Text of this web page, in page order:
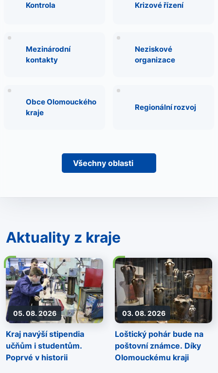
Všechny oblasti
Kontrola Krizové řízení
Mezinárodní
kontakty
Neziskové
organizace
Obce Olomouckého
kraje
Regionální rozvoj
Aktuality z kraje
05. 08. 2026
Kraj navýší stipendia
učňům i studentům.
Poprvé v historii
03. 08. 2026
Loštický pohár bude na
poštovní známce. Díky
Olomouckému kraji